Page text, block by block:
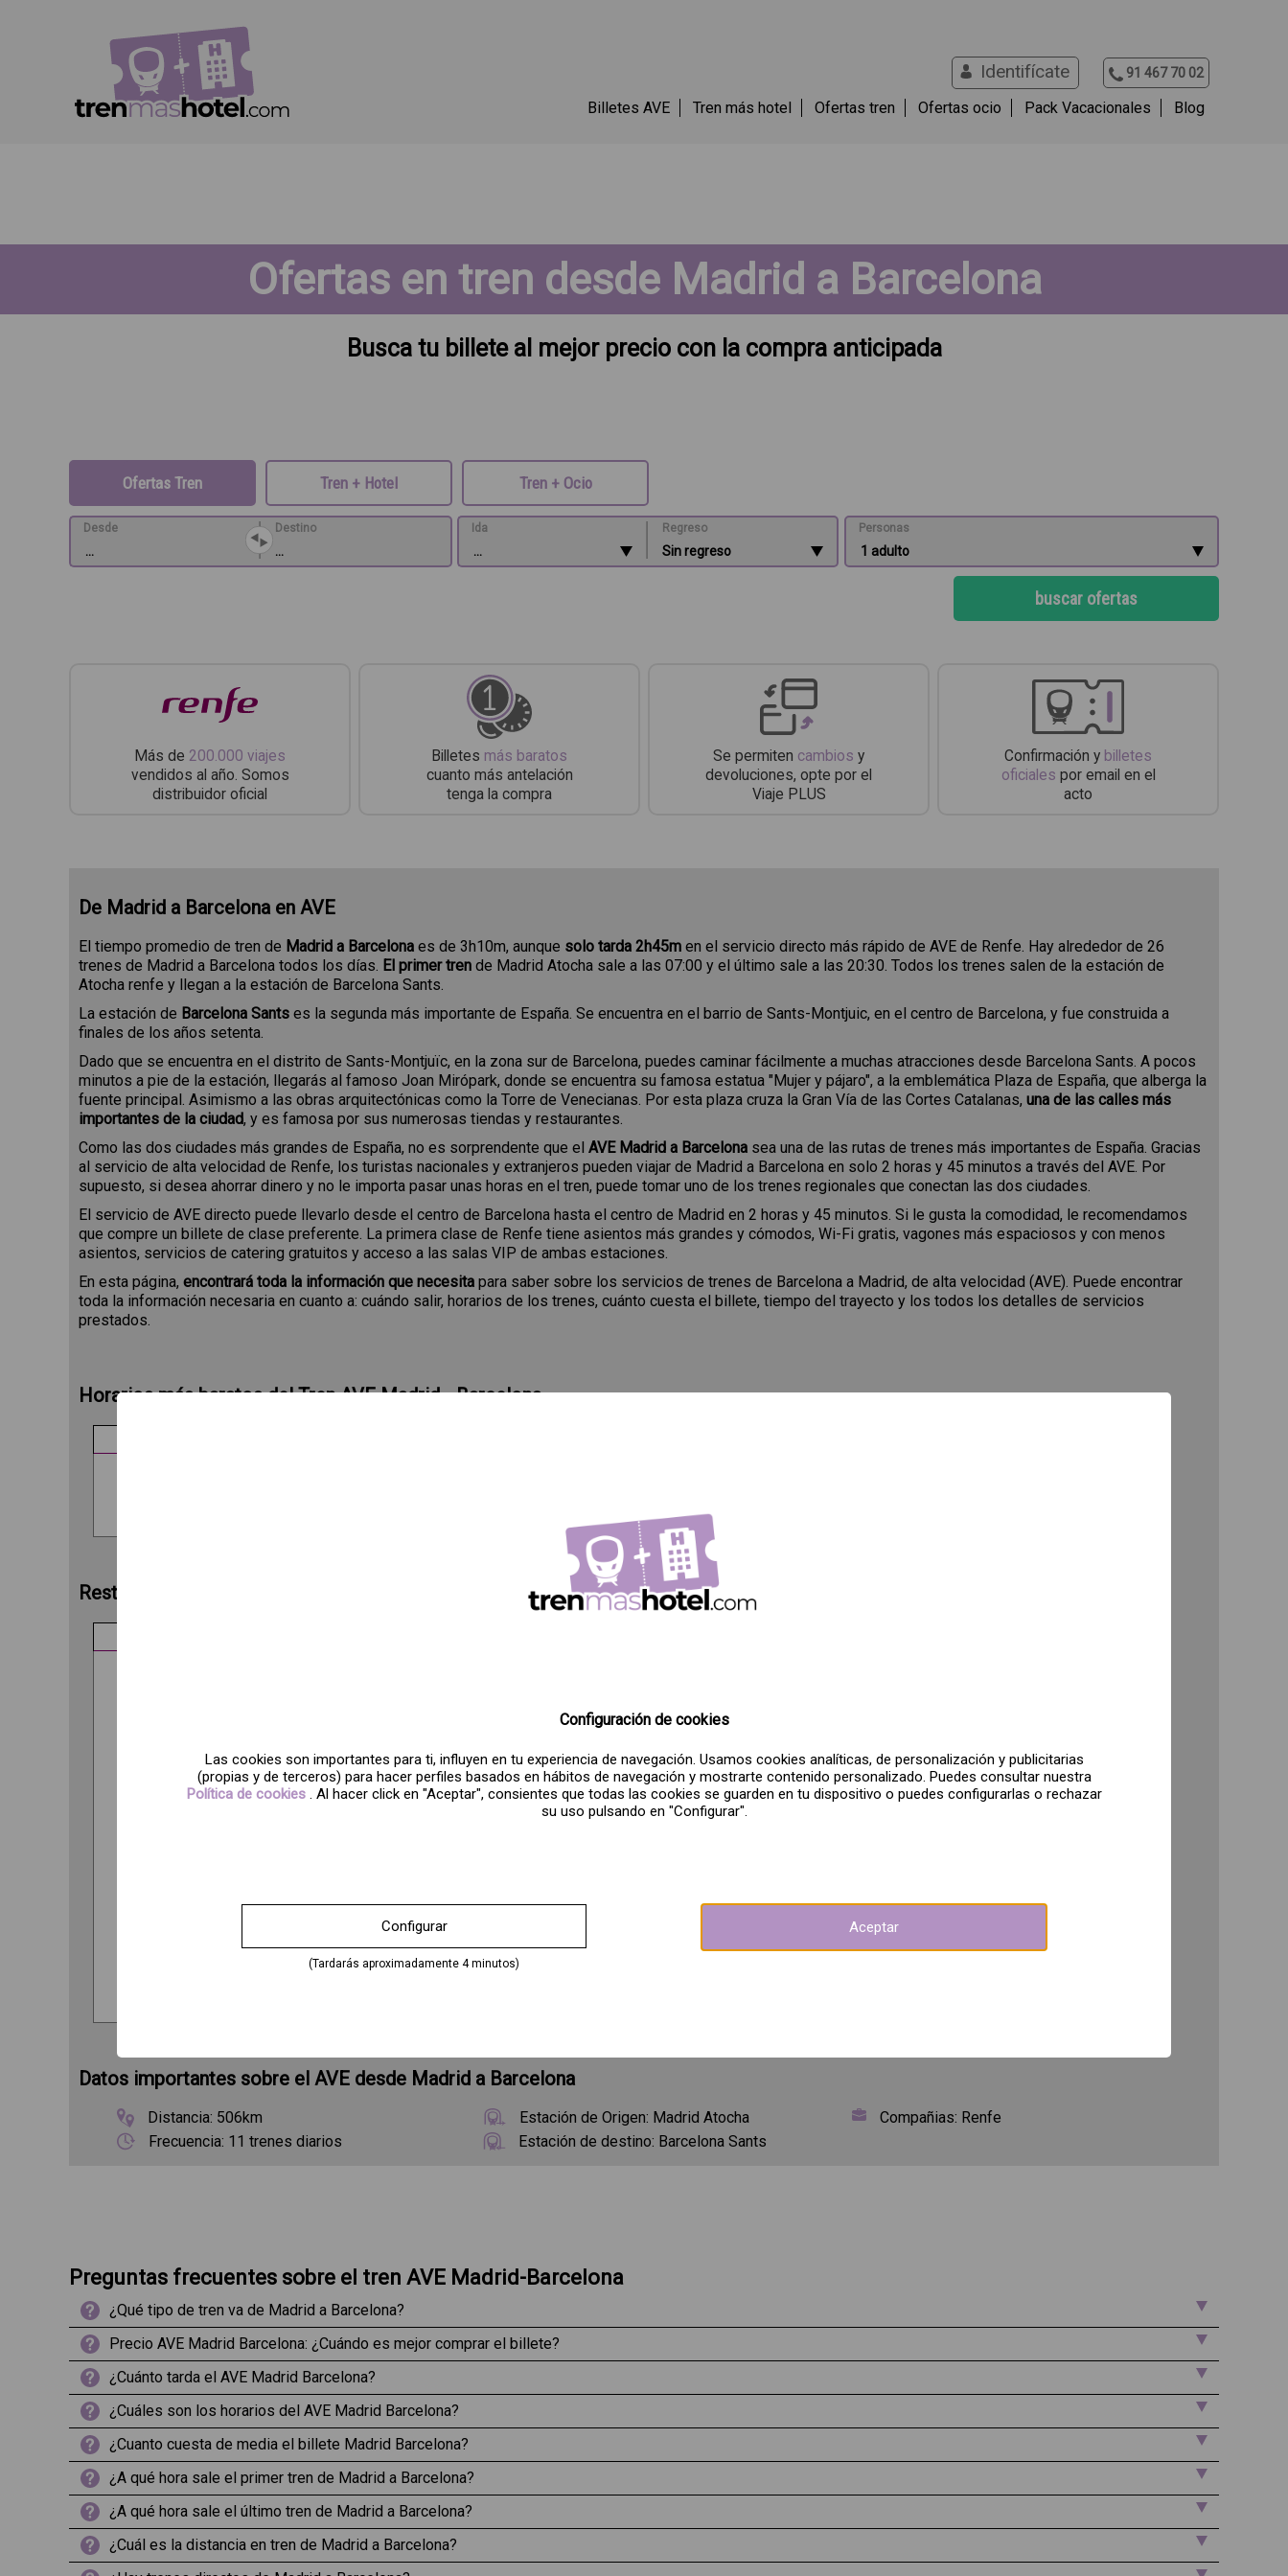
Identifícate 91 467 70 02
Billetes AVE Tren más hotel Ofertas tren Ofertas ocio Pack Vacacionales Blog
Ofertas en tren desde Madrid a Barcelona
Busca tu billete al mejor precio con la compra anticipada
Ofertas Tren Tren + Hotel Tren + Ocio
Desde | Destino Ida | Regreso Personas
buscar ofertas
Más de 200.000 viajes
vendidos al año. Somos
distribuidor oficial
Billetes más baratos
cuanto más antelación
tenga la compra
Se permiten cambios y
devoluciones, opte por el
Viaje PLUS
Confirmación y billetes
oficiales por email en el
acto
De Madrid a Barcelona en AVE
El tiempo promedio de tren de Madrid a Barcelona es de 3h10m, aunque solo tarda 2h45m en el servicio directo más rápido de AVE de Renfe. Hay alrededor de 26
trenes de Madrid a Barcelona todos los días. El primer tren de Madrid Atocha sale a las 07:00 y el último sale a las 20:30. Todos los trenes salen de la estación de
Atocha renfe y llegan a la estación de Barcelona Sants.
La estación de Barcelona Sants es la segunda más importante de España. Se encuentra en el barrio de Sants-Montjuic, en el centro de Barcelona, ​​y fue construida a
finales de los años setenta.
Dado que se encuentra en el distrito de Sants-Montjuïc, en la zona sur de Barcelona, puedes caminar fácilmente a muchas atracciones desde Barcelona Sants. A pocos
minutos a pie de la estación, llegarás al famoso Joan Mirópark, donde se encuentra su famosa estatua "Mujer y pájaro", a la emblemática Plaza de España, que alberga la
fuente principal. Asimismo a las obras arquitectónicas como la Torre de Venecianas. Por esta plaza cruza la Gran Vía de las Cortes Catalanas, una de las calles más
importantes de la ciudad, y es famosa por sus numerosas tiendas y restaurantes.
Como las dos ciudades más grandes de España, no es sorprendente que el AVE Madrid a Barcelona sea una de las rutas de trenes más importantes de España. Gracias
al servicio de alta velocidad de Renfe, los turistas nacionales y extranjeros pueden viajar de Madrid a Barcelona en solo 2 horas y 45 minutos a través del AVE. Por
supuesto, si desea ahorrar dinero y no le importa pasar unas horas en el tren, puede tomar uno de los trenes regionales que conectan las dos ciudades.
El servicio de AVE directo puede llevarlo desde el centro de Barcelona hasta el centro de Madrid en 2 horas y 45 minutos. Si le gusta la comodidad, le recomendamos
que compre un billete de clase preferente. La primera clase de Renfe tiene asientos más grandes y cómodos, Wi-Fi gratis, vagones más espaciosos y con menos
asientos, servicios de catering gratuitos y acceso a las salas VIP de ambas estaciones.
En esta página, encontrará toda la información que necesita para saber sobre los servicios de trenes de Barcelona a Madrid, de alta velocidad (AVE). Puede encontrar
toda la información necesaria en cuanto a: cuándo salir, horarios de los trenes, cuánto cuesta el billete, tiempo del trayecto y los todos los detalles de servicios
prestados.
Horarios más baratos del Tren AVE Madrid - Barcelona
Resto de horarios del AVE Madrid - Barcelona
54 ,45€
08:00 10:30 77,10€
09:30 12:37 54
Datos importantes sobre el AVE desde Madrid a Barcelona
Distancia: 506km Estación de Origen: Madrid Atocha
Compañias: Renfe
Frecuencia: 11 trenes diarios
Estación de destino: Barcelona Sants
Preguntas frecuentes sobre el tren AVE Madrid-Barcelona
¿Qué tipo de tren va de Madrid a Barcelona?
Precio AVE Madrid Barcelona: ¿Cuándo es mejor comprar el billete?
¿Cuánto tarda el AVE Madrid Barcelona?
¿Cuáles son los horarios del AVE Madrid Barcelona?
¿Cuanto cuesta de media el billete Madrid Barcelona?
¿A qué hora sale el primer tren de Madrid a Barcelona?
¿A qué hora sale el último tren de Madrid a Barcelona?
¿Cuál es la distancia en tren de Madrid a Barcelona?
Configuración de cookies
Las cookies son importantes para ti, influyen en tu experiencia de navegación. Usamos cookies analíticas, de personalización y publicitarias
(propias y de terceros) para hacer perfiles basados en hábitos de navegación y mostrarte contenido personalizado. Puedes consultar nuestra
Política de cookies. Al hacer click en "Aceptar", consientes que todas las cookies se guarden en tu dispositivo o puedes configurarlas o rechazar
su uso pulsando en "Configurar".
Aceptar
Configurar
(Tardarás aproximadamente 4 minutos)